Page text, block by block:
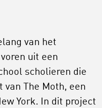
van het
uit een
scholieren die
van The Moth, een
York. In dit project